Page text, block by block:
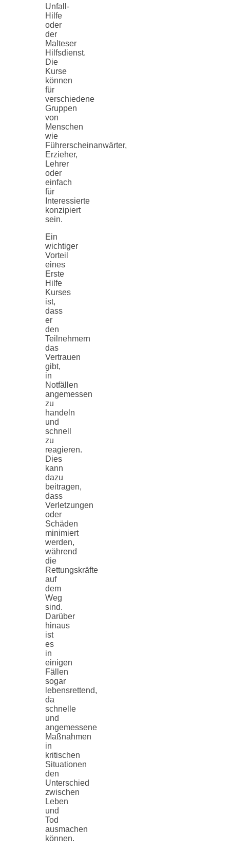
Unfall-
Hilfe
oder
der
Malteser
Hilfsdienst.
Die
Kurse
können
für
verschiedene
Gruppen
von
Menschen
wie
Führerscheinanwärter,
Erzieher,
Lehrer
oder
einfach
für
Interessierte
konzipiert
sein.
Ein
wichtiger
Vorteil
eines
Erste
Hilfe
Kurses
ist,
dass
er
den
Teilnehmern
das
Vertrauen
gibt,
in
Notfällen
angemessen
zu
handeln
und
schnell
zu
reagieren.
Dies
kann
dazu
beitragen,
dass
Verletzungen
oder
Schäden
minimiert
werden,
während
die
Rettungskräfte
auf
dem
Weg
sind.
Darüber
hinaus
ist
es
in
einigen
Fällen
sogar
lebensrettend,
da
schnelle
und
angemessene
Maßnahmen
in
kritischen
Situationen
den
Unterschied
zwischen
Leben
und
Tod
ausmachen
können.